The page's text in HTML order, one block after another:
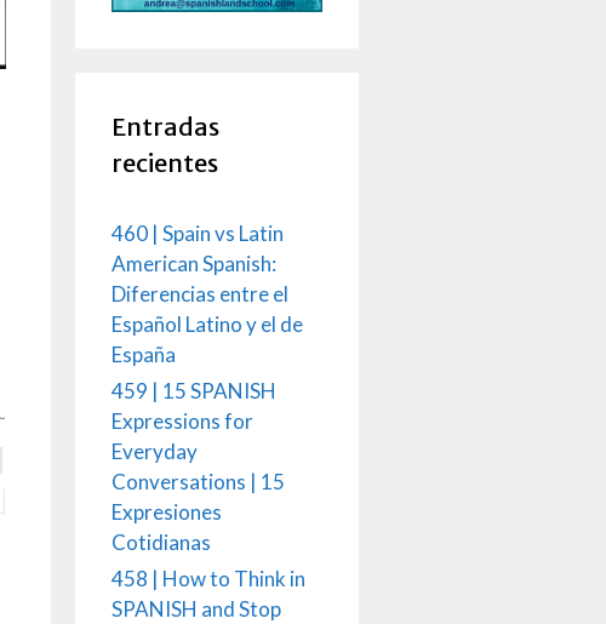
Entradas
recientes
460 | Spain vs Latin
American Spanish:
Diferencias entre el
Español Latino y el de
España
459 | 15 SPANISH
Expressions for
Everyday
Conversations | 15
Expresiones
Cotidianas
458 | How to Think in
SPANISH and Stop